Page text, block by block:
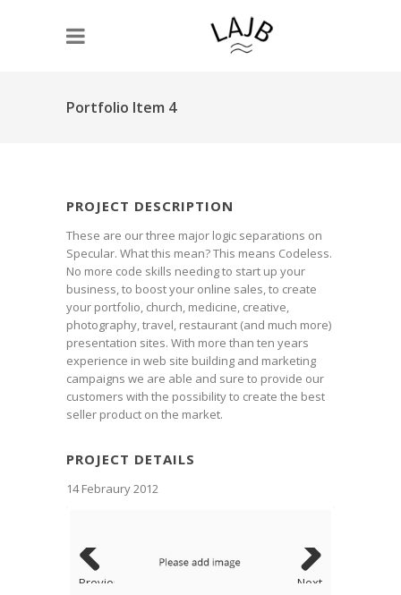
Portfolio Item 4
PROJECT DESCRIPTION
These are our three major logic separations on
Specular. What this mean? This means Codeless.
No more code skills needing to start up your
business, to boost your online sales, to create
your portfolio, church, medicine, creative,
photography, travel, restaurant (and much more)
presentation sites. With more than ten years
experience in web site building and marketing
campaigns we are able and sure to provide our
customers with the possibility to create the best
seller product on the market.
PROJECT DETAILS
14 Febraury 2012
Previous Next